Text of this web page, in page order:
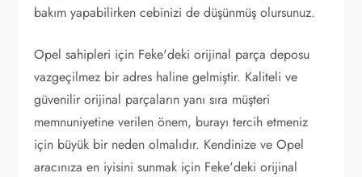
bakım yapabilirken cebinizi de düşünmüş olursunuz.
Opel sahipleri için Feke'deki orijinal parça deposu
vazgeçilmez bir adres haline gelmiştir. Kaliteli ve
güvenilir orijinal parçaların yanı sıra müşteri
memnuniyetine verilen önem, burayı tercih etmeniz
için büyük bir neden olmalıdır. Kendinize ve Opel
aracınıza en iyisini sunmak için Feke'deki orijinal